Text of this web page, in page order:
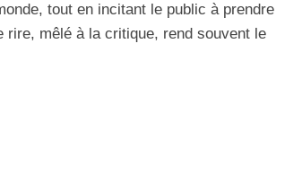
tout en incitant le public à prendre
mêlé à la critique, rend souvent le